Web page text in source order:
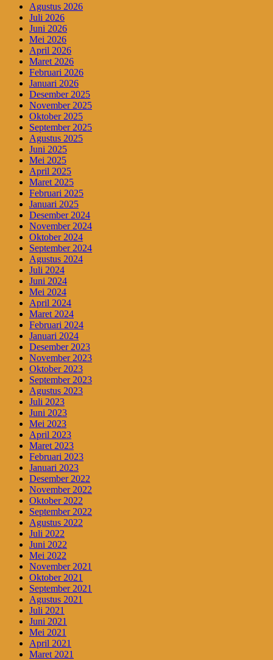
Agustus 2026
Juli 2026
Juni 2026
Mei 2026
April 2026
Maret 2026
Februari 2026
Januari 2026
Desember 2025
November 2025
Oktober 2025
September 2025
Agustus 2025
Juni 2025
Mei 2025
April 2025
Maret 2025
Februari 2025
Januari 2025
Desember 2024
November 2024
Oktober 2024
September 2024
Agustus 2024
Juli 2024
Juni 2024
Mei 2024
April 2024
Maret 2024
Februari 2024
Januari 2024
Desember 2023
November 2023
Oktober 2023
September 2023
Agustus 2023
Juli 2023
Juni 2023
Mei 2023
April 2023
Maret 2023
Februari 2023
Januari 2023
Desember 2022
November 2022
Oktober 2022
September 2022
Agustus 2022
Juli 2022
Juni 2022
Mei 2022
November 2021
Oktober 2021
September 2021
Agustus 2021
Juli 2021
Juni 2021
Mei 2021
April 2021
Maret 2021